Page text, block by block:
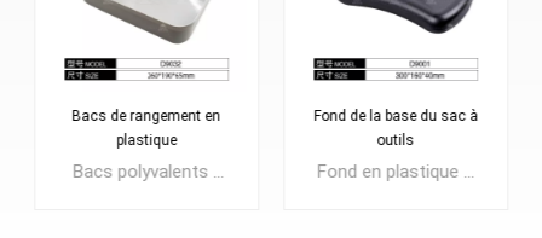
Bacs de rangement en
plastique
Bacs polyvalents : conçus pour garder les étagères de votre garde-manger bien organisées. Nos bacs de rangement transparents sont parfaits pour une utilisation à la maison et au bureau pour l'organisation. Utiliser également pour la buanderie et la salle de bain. Élargissez vos possibilités avec notre organisateur transparent polyvalent.Bienvenue OEM, le logo du client peut être appliqué.
Fond de la base du sac à
outils
Fond en plastique souple pour sac à outils, sac de sport, besoin de remplacement ou usage personnel, protection solide, empêche le sac d'être endommagé ou sale. Bienvenue OEM, le logo du client peut être appliqué.